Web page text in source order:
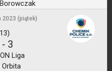
2023 (piątek)
- 3
Liga
Orbita